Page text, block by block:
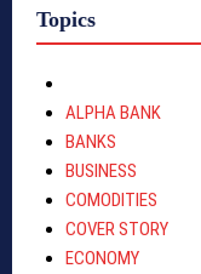
Topics
ALPHA BANK
BANKS
BUSINESS
COMODITIES
COVER STORY
ECONOMY